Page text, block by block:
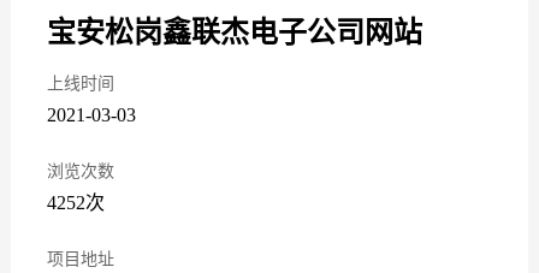
宝安松岗鑫联杰电子公司网站
上线时间
2021-03-03
浏览次数
4252次
项目地址